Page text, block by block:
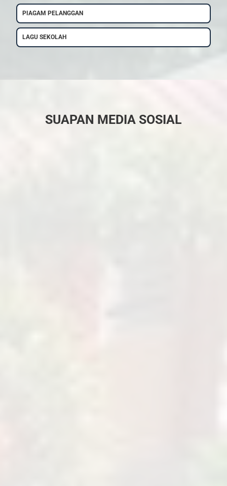
PIAGAM PELANGGAN
LAGU SEKOLAH
SUAPAN MEDIA SOSIAL